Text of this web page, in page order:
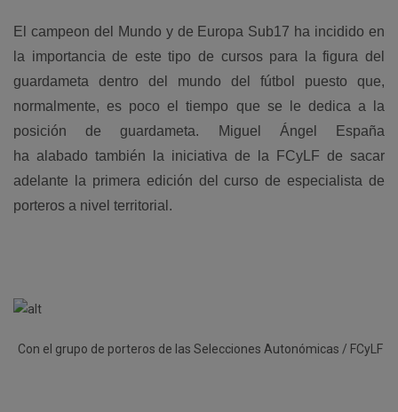
El campeon del Mundo y de Europa Sub17 ha incidido en
la importancia de este tipo de cursos para la figura del
guardameta dentro del mundo del fútbol puesto que,
normalmente, es poco el tiempo que se le dedica a la
posición de guardameta. Miguel Ángel España
ha alabado también la iniciativa de la FCyLF de sacar
adelante la primera edición del curso de especialista de
porteros a nivel territorial.
Con el grupo de porteros de las Selecciones Autonómicas / FCyLF